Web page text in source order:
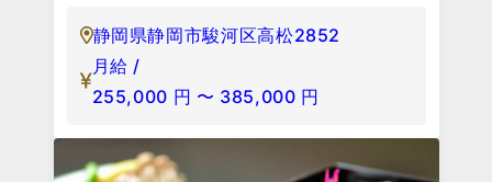
静岡県静岡市駿河区高松2852
月給 /
255,000 円 〜 385,000 円